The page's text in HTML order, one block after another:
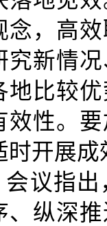
念，高
究新情
地比较
效性。
时开展
会议指
、纵深